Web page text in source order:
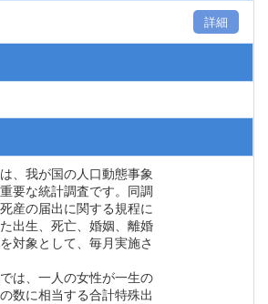
詳細
、我が国の人口動態事象
要な統計調査です。同調
産の届出に関する規程に
出生、死亡、婚姻、離婚
対象として、毎月実施さ
は、一人の女性が一生の
数に相当する合計特殊出